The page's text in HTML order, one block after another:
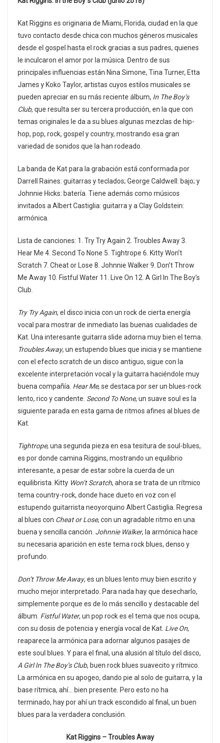
Kat Riggins es originaria de Miami, Florida, ciudad en la que
tuvo contacto desde chica con muchos géneros musicales
desde el gospel hasta el rock gracias a sus padres, quienes
le inculcaron el amor por la música. Dentro de sus
principales influencias están Nina Simone, Tina Turner, Etta
James y Koko Taylor, artistas cuyos estilos musicales se
pueden apreciar en su más reciente álbum, In The Boy’s
Club, que resulta ser su tercera producción, en la que con
temas originales le da a su blues algunas mezclas de hip-
hop, pop, rock, gospel y country, mostrando esa gran
variedad de sonidos que la han rodeado.
La banda de Kat para la grabación está conformada por
Darrell Raines: guitarras y teclados; George Caldwell: bajo; y
Johnnie Hicks: batería. Tiene además como músicos
invitados a Albert Castiglia: guitarra y a Clay Goldstein:
armónica.
Lista de canciones: 1. Try Try Again 2. Troubles Away 3.
Hear Me 4. Second To None 5. Tightrope 6. Kitty Won’t
Scratch 7. Cheat or Lose 8. Johnnie Walker 9. Don’t Throw
Me Away 10. Fistful Water 11. Live On 12. A Girl In The Boy’s
Club.
Try Try Again, el disco inicia con un rock de cierta energía
vocal para mostrar de inmediato las buenas cualidades de
Kat. Una interesante guitarra slide adorna muy bien el tema.
Troubles Away, un estupendo blues que inicia y se mantiene
con el efecto scratch de un disco antiguo, sigue con la
excelente interpretación vocal y la guitarra haciéndole muy
buena compañía. Hear Me, se destaca por ser un blues-rock
lento, rico y candente. Second To None, un suave soul es la
siguiente parada en esta gama de ritmos afines al blues de
Kat.
Tightrope, una segunda pieza en esa tesitura de soul-blues,
es por donde camina Riggins, mostrando un equilibrio
interesante, a pesar de estar sobre la cuerda de un
equilibrista. Kitty Won’t Scratch, ahora se trata de un rítmico
tema country-rock, donde hace dueto en voz con el
estupendo guitarrista neoyorquino Albert Castiglia. Regresa
al blues con Cheat or Lose, con un agradable ritmo en una
buena y sencilla canción. Johnnie Walker, la armónica hace
su necesaria aparición en este tema rock blues, denso y
profundo.
Don’t Throw Me Away, es un blues lento muy bien escrito y
mucho mejor interpretado. Para nada hay que desecharlo,
simplemente porque es de lo más sencillo y destacable del
álbum. Fistful Water, un pop rock es el tema que nos ocupa,
con su dosis de potencia y energía vocal de Kat. Live On,
reaparece la armónica para adornar algunos pasajes de
este soul blues. Y para el final, una alusión al título del disco,
A Girl In The Boy’s Club, buen rock blues suavecito y rítmico.
La armónica en su apogeo, dando pie al solo de guitarra, y la
base rítmica, ahí… bien presente. Pero esto no ha
terminado, hay por ahí un track escondido al final, un buen
blues para la verdadera conclusión.
Kat Riggins – Troubles Away